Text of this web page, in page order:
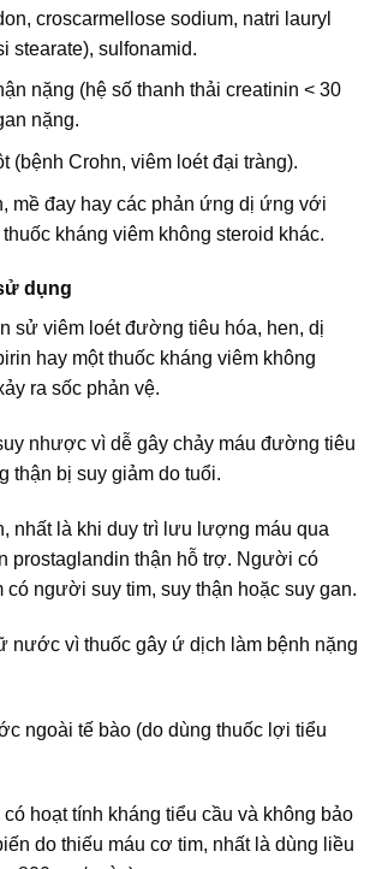
croscarmellose sodium, natri lauryl
stearate), sulfonamid.
nặng (hệ số thanh thải creatinin < 30
nặng.
(bệnh Crohn, viêm loét đại tràng).
mề đay hay các phản ứng dị ứng với
kháng viêm không steroid khác.
dụng
sử viêm loét đường tiêu hóa, hen, dị
hay một thuốc kháng viêm không
ra sốc phản vệ.
nhược vì dễ gây chảy máu đường tiêu
thận bị suy giảm do tuổi.
nhất là khi duy trì lưu lượng máu qua
prostaglandin thận hỗ trợ. Người có
có người suy tim, suy thận hoặc suy gan.
nước vì thuốc gây ứ dịch làm bệnh nặng
ngoài tế bào (do dùng thuốc lợi tiểu
hoạt tính kháng tiểu cầu và không bảo
do thiếu máu cơ tim, nhất là dùng liều